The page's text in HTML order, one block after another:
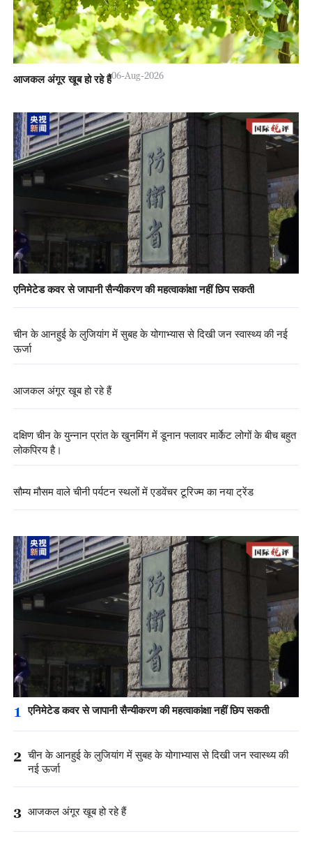
आजकल अंगूर खूब हो रहे हैं06-Aug-2026
एनिमेटेड कवर से जापानी सैन्यीकरण की महत्वाकांक्षा नहीं छिप सकती
चीन के आनहुई के लुजियांग में सुबह के योगाभ्यास से दिखी जन स्वास्थ्य की नई
ऊर्जा
आजकल अंगूर खूब हो रहे हैं
दक्षिण चीन के युन्नान प्रांत के खुनमिंग में डूनान फ्लावर मार्केट लोगों के बीच बहुत
लोकप्रिय है।
सौम्य मौसम वाले चीनी पर्यटन स्थलों में एडवेंचर टूरिज्म का नया ट्रेंड
1 एनिमेटेड कवर से जापानी सैन्यीकरण की महत्वाकांक्षा नहीं छिप सकती
2 चीन के आनहुई के लुजियांग में सुबह के योगाभ्यास से दिखी जन स्वास्थ्य की
नई ऊर्जा
3 आजकल अंगूर खूब हो रहे हैं